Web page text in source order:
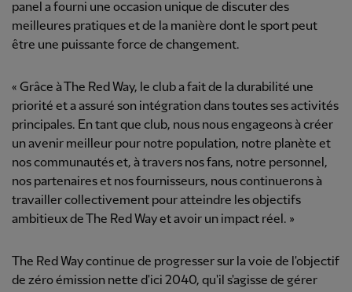
panel a fourni une occasion unique de discuter des
meilleures pratiques et de la manière dont le sport peut
être une puissante force de changement.
« Grâce à The Red Way, le club a fait de la durabilité une
priorité et a assuré son intégration dans toutes ses activités
principales. En tant que club, nous nous engageons à créer
un avenir meilleur pour notre population, notre planète et
nos communautés et, à travers nos fans, notre personnel,
nos partenaires et nos fournisseurs, nous continuerons à
travailler collectivement pour atteindre les objectifs
ambitieux de The Red Way et avoir un impact réel. »
The Red Way continue de progresser sur la voie de l'objectif
de zéro émission nette d'ici 2040, qu'il s'agisse de gérer